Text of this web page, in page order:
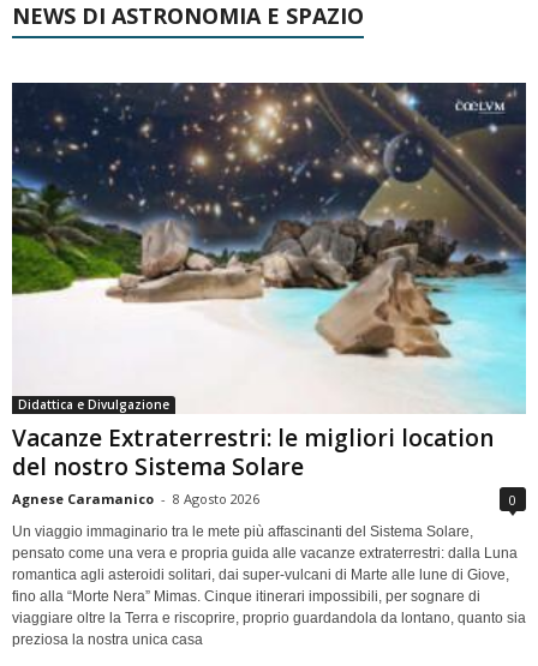
NEWS DI ASTRONOMIA E SPAZIO
Didattica e Divulgazione
Vacanze Extraterrestri: le migliori location
del nostro Sistema Solare
Agnese Caramanico - 8 Agosto 2026 0
Un viaggio immaginario tra le mete più affascinanti del Sistema Solare,
pensato come una vera e propria guida alle vacanze extraterrestri: dalla Luna
romantica agli asteroidi solitari, dai super-vulcani di Marte alle lune di Giove,
fino alla “Morte Nera” Mimas. Cinque itinerari impossibili, per sognare di
viaggiare oltre la Terra e riscoprire, proprio guardandola da lontano, quanto sia
preziosa la nostra unica casa